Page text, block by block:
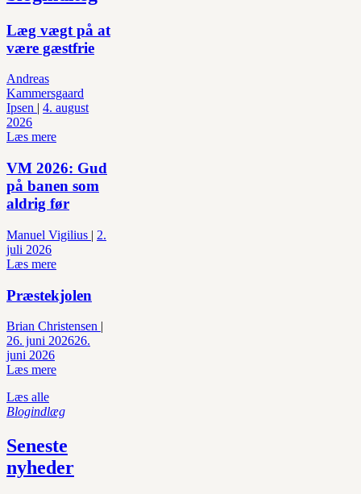
Læg vægt på at
være gæstfrie
Andreas
Kammersgaard
Ipsen
4. august
2026
Læs mere
VM 2026: Gud
på banen som
aldrig før
Manuel Vigilius | 2.
juli 2026
Læs mere
Præstekjolen
Brian Christensen |
26. juni 202626.
juni 2026
Læs mere
Læs alle
Blogindlæg
Seneste
nyheder